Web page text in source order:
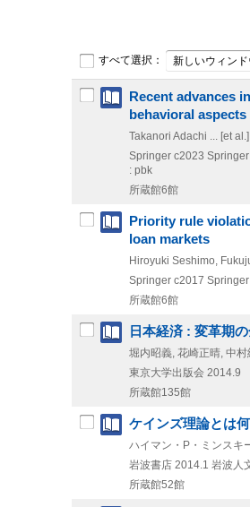
すべて選択： 新しいウィンド
Recent advances
behavioral aspects
Takanori Adachi ... [et al.]
Springer c2023
: pbk
所蔵館6館
Priority rule
loan markets
Hiroyuki Seshimo,
Springer c2017
所蔵館6館
日本経済 : 変革期
堀内昭義, 花崎正晴, 中村
東京大学出版会 2014.9
所蔵館135館
ケインズ理論とは
ハイマン・P・ミンスキ
岩波書店 2014.1 岩波人
所蔵館52館